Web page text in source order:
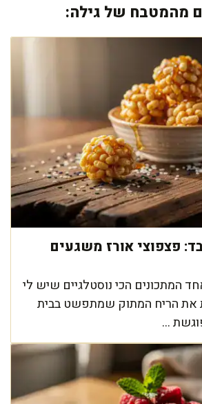
מהמטבח של גילה:
פצפוצי אורז משגעים
המתכונים הכי נוסטלגיים שיש לי
את הריח המתוק שמתפשט בבית
...